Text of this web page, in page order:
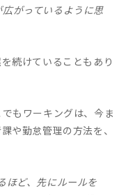
がっているように思
続けていることもあり
もワーキングは、今ま
や勤怠管理の方法を、
ほど、先にルールを